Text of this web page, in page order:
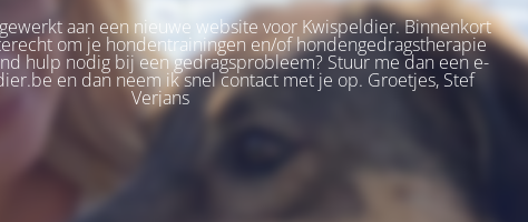
aan een nieuwe website voor Kwispeldier. Binnenkort
om je hondentrainingen en/of hondengedragstherapie
hulp nodig bij een gedragsprobleem? Stuur me dan een e-
en dan neem ik snel contact met je op. Groetjes, Stef
Verjans